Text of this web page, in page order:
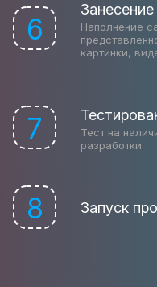
6
Наполнение
картинки,
7
Тест на
разработки
8 Запуск